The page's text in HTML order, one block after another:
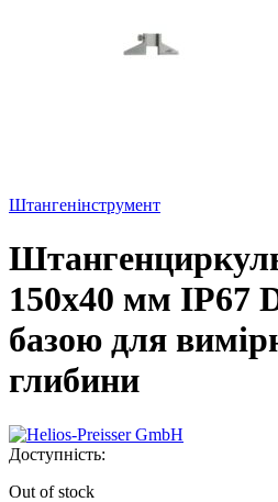
Штангенінструмент
150х40 мм IP67
базою для
глибини
Доступність:
Out of stock